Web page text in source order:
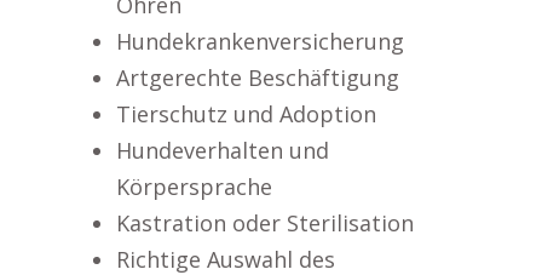
Hundekrankenversicherung
Artgerechte Beschäftigung
Tierschutz und Adoption
Hundeverhalten und
Körpersprache
Kastration oder Sterilisation
Richtige Auswahl des